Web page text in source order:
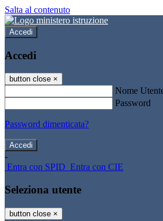
Salta al contenuto
Accedi
Accedi
button close ×
Nome
Password
Password dimenticata?
-
Entra con SPID Entra con CIE
Seleziona utente
button close ×